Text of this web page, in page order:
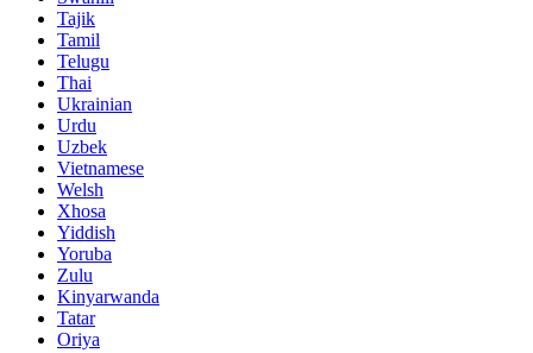
Tajik
Tamil
Telugu
Thai
Ukrainian
Urdu
Uzbek
Vietnamese
Welsh
Xhosa
Yiddish
Yoruba
Zulu
Kinyarwanda
Tatar
Oriya